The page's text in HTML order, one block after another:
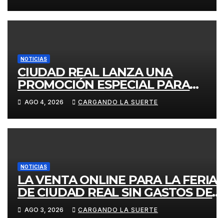
LIBRE COMPETENCIA
NOTICIAS
CIUDAD REAL LANZA UNA
PROMOCIÓN ESPECIAL PARA
JÓVENES MENORES DE 25 AÑOS
EN LAS DOS GRANDES CITAS DEL
ABONO
AGO 4, 2026 CARGANDO LA SUERTE
NOTICIAS
LA VENTA ONLINE PARA LA FERIA
DE CIUDAD REAL SIN GASTOS DE
GESTION HASTA EL DOMINGO
AGO 3, 2026 CARGANDO LA SUERTE